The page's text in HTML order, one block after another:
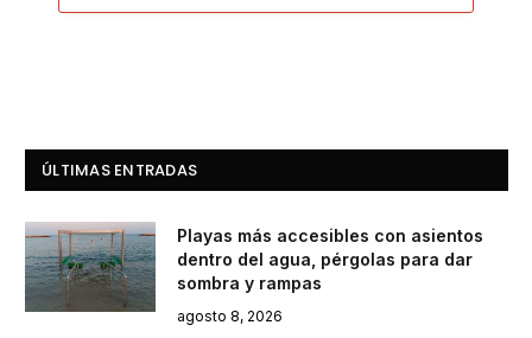
ÚLTIMAS ENTRADAS
Playas más accesibles con asientos
dentro del agua, pérgolas para dar
sombra y rampas
agosto 8, 2026